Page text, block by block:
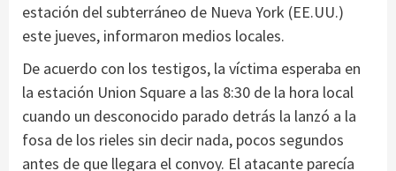
estación del subterráneo de Nueva York (EE.UU.)
este jueves, informaron medios locales.
De acuerdo con los testigos, la víctima esperaba en
la estación Union Square a las 8:30 de la hora local
cuando un desconocido parado detrás la lanzó a la
fosa de los rieles sin decir nada, pocos segundos
antes de que llegara el convoy. El atacante parecía